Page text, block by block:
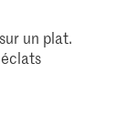
un plat.